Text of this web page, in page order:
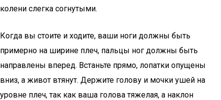
колени слегка согнутыми.
Когда вы стоите и ходите, ваши ноги должны быть
примерно на ширине плеч, пальцы ног должны быть
направлены вперед. Встаньте прямо, лопатки опущены
вниз, а живот втянут. Держите голову и мочки ушей на
уровне плеч, так как ваша голова тяжелая, а наклон